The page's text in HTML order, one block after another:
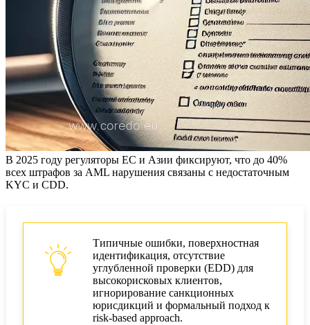
В 2025 году регуляторы ЕС и Азии фиксируют, что до 40%
всех штрафов за AML нарушения связаны с недостаточным
KYC и CDD.
Типичные ошибки, поверхностная
идентификация, отсутствие
углубленной проверки (EDD) для
высокорисковых клиентов,
игнорирование санкционных
юрисдикций и формальный подход к
risk-based approach.